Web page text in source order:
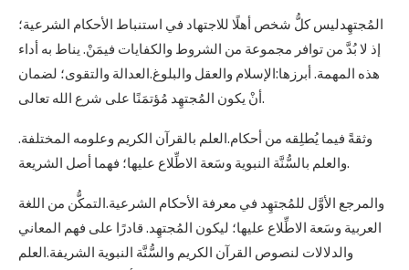
المُجتهِدليس كلُّ شخص أهلًا للاجتهاد في استنباط الأحكام الشرعية؛
إذ لا بُدَّ من توافر مجموعة من الشروط والكفايات فيمَنْ. يناط به أداء
هذه المهمة. أبرزها:الإسلام والعقل والبلوغ.العدالة والتقوى؛ لضمان
أنْ يكون المُجتهِد مُؤتمَنًا على شرع الله تعالى.
وثقةً فيما يُطلِقه من أحكام.العلم بالقرآن الكريم وعلومه المختلفة.
والعلم بالسُّنَّة النبوية وسَعة الاطِّلاع عليها؛ فهما أصل الشريعة.
والمرجع الأوَّل للمُجتهِد في معرفة الأحكام الشرعية.التمكُّن من اللغة
العربية وسَعة الاطِّلاع عليها؛ ليكون المُجتهِد. قادرًا على فهم المعاني
والدلالات لنصوص القرآن الكريم والسُّنَّة النبوية الشريفة.العلم